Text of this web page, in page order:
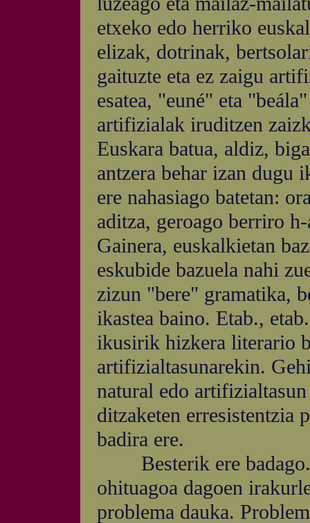
etxeko edo herriko
elizak, dotrinak,
gaituzte eta ez zaigu
esatea, "euné" eta
artifizialak iruditzen
Euskara batua, aldiz,
antzera behar izan dugu
ere nahasiago batetan:
aditza, geroago berriro
Gainera, euskalkietan
eskubide bazuela nahi
zizun "bere" gramatika,
ikastea baino. Etab.,
ikusirik hizkera literario
artifizialtasunarekin.
natural edo
ditzaketen erresistentzia
badira ere.
Besterik ere badago.
ohituagoa dagoen
problema dauka.